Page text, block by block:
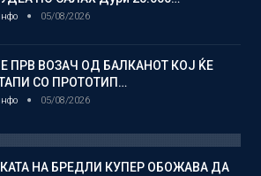
05/08/2026
Е ПРВ ВОЗАЧ ОД БАЛКАНОТ КОЈ ЌЕ
СО ПРОТОТИП…
05/08/2026
НА БРЕДЛИ КУПЕР ОБОЖАВА ДА